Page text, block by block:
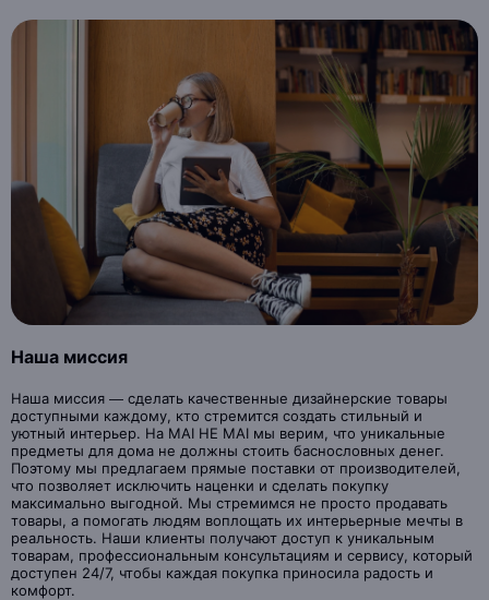
Наша миссия
Наша миссия — сделать качественные дизайнерские товары
доступными каждому, кто стремится создать стильный и
уютный интерьер. На MAI HE MAI мы верим, что уникальные
предметы для дома не должны стоить баснословных денег.
Поэтому мы предлагаем прямые поставки от производителей,
что позволяет исключить наценки и сделать покупку
максимально выгодной. Мы стремимся не просто продавать
товары, а помогать людям воплощать их интерьерные мечты в
реальность. Наши клиенты получают доступ к уникальным
товарам, профессиональным консультациям и сервису, который
доступен 24/7, чтобы каждая покупка приносила радость и
комфорт.